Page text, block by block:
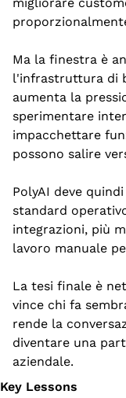
Ma la finestra è
l'infrastruttura di
aumenta la
sperimentare
impacchettare
possono salire
PolyAI deve
standard
integrazioni, più
lavoro manuale
La tesi finale è
vince chi fa
rende la
diventare una
aziendale.
Key Lessons